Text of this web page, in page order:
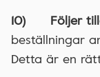
10) Följer
beställningar
Detta är en